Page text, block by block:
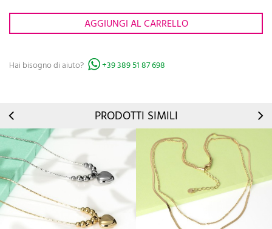
AGGIUNGI AL CARRELLO
Hai bisogno di aiuto? +39 389 51 87 698
PRODOTTI SIMILI